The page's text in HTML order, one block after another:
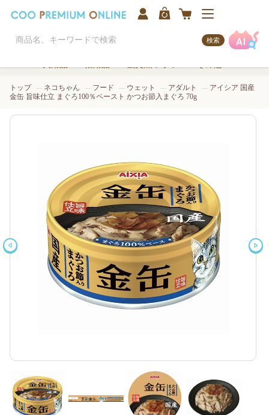
検索
トップ ネコちゃん フード ウェット アダルト
アイシア 国産
金缶 旨味仕立 まぐろ100％ペースト かつお節入まぐろ 70g